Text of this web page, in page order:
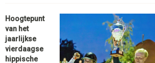
Hoogtepunt
van het
jaarlijkse
vierdaagse
hippische